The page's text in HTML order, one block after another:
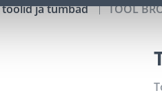
toolid ja tumbad TOOL